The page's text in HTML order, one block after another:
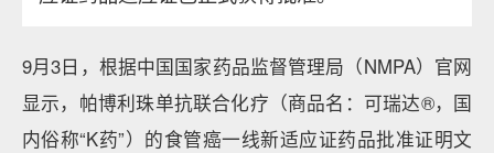
9月3日，根据中国国家药品监督管理局（NMPA）官网
显示，帕博利珠单抗联合化疗（商品名：可瑞达®，国
内俗称“K药”）的食管癌一线新适应证药品批准证明文